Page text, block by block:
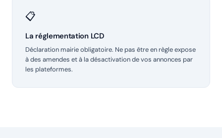
📋
La réglementation LCD
Déclaration mairie obligatoire. Ne pas être en règle expose
à des amendes et à la désactivation de vos annonces par
les plateformes.